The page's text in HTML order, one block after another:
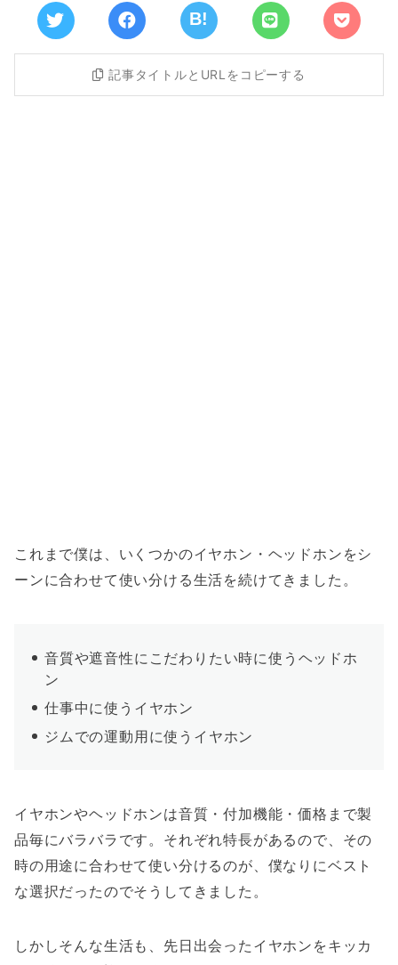
記事タイトルとURLをコピーする
これまで僕は、いくつかのイヤホン・ヘッドホンをシ
ーンに合わせて使い分ける生活を続けてきました。
音質や遮音性にこだわりたい時に使うヘッドホ
ン
仕事中に使うイヤホン
ジムでの運動用に使うイヤホン
イヤホンやヘッドホンは音質・付加機能・価格まで製
品毎にバラバラです。それぞれ特長があるので、その
時の用途に合わせて使い分けるのが、僕なりにベスト
な選択だったのでそうしてきました。
しかしそんな生活も、先日出会ったイヤホンをキッカ